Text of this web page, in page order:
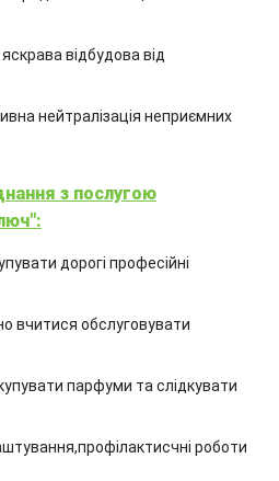
розрахунок
обладнання
проекту.
яскрава відбудова від
нейтралізація неприємних
з послугою
дорогі професійні
вчитися обслуговувати
парфуми та слідкувати
роботи